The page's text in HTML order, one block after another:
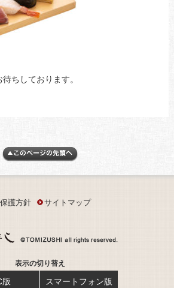
ちしております。
護方針 サイトマップ
表示の切り替え
版 スマートフォン版